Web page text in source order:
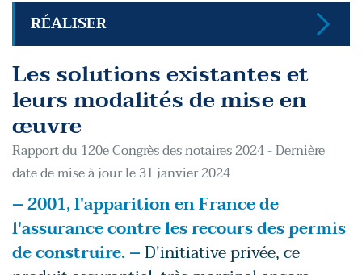
RÉALISER
Les solutions existantes et
leurs modalités de mise en
œuvre
Rapport du 120e Congrès des notaires 2024 - Dernière
date de mise à jour le 31 janvier 2024
– 2001, l'apparition en France de
l'assurance contre les recours des permis
de construire. –D'initiative privée, ce